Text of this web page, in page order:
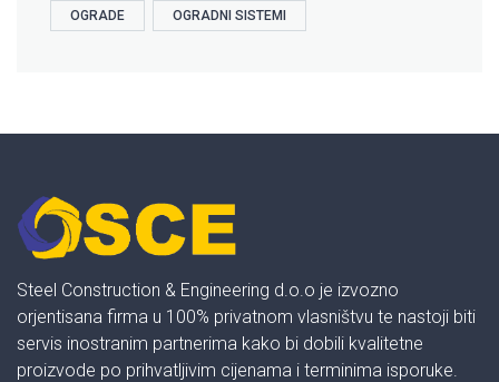
OGRADE OGRADNI SISTEMI
Steel Construction & Engineering d.o.o je izvozno
orjentisana firma u 100% privatnom vlasništvu te nastoji biti
servis inostranim partnerima kako bi dobili kvalitetne
proizvode po prihvatljivim cijenama i terminima isporuke.